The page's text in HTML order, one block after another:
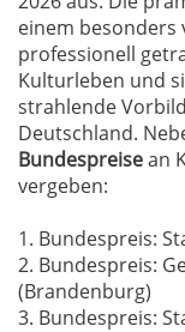
einem
professionell
Kulturleben und
strahlende
Deutschland.
Bundespreisean
vergeben:
1. Bundespreis:
2. Bundespreis:
(Brandenburg)
3. Bundespreis: